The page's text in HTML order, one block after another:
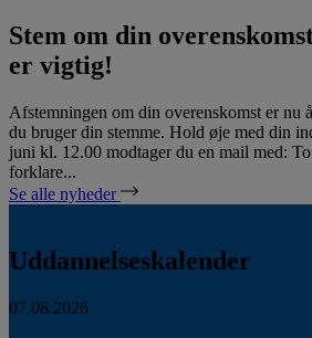
Stem om din
er vigtig!
Afstemningen om din overenskomst er nu
du bruger din stemme. Hold øje med din
juni kl. 12.00 modtager du en mail med:
forklare...
Se alle nyheder
Uddannelseskalender
07.08.2026